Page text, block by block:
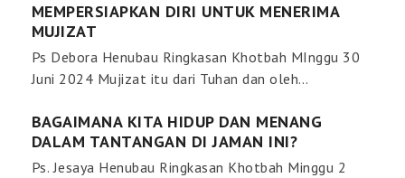
MEMPERSIAPKAN DIRI UNTUK MENERIMA
MUJIZAT
Ps Debora Henubau Ringkasan Khotbah MInggu 30
Juni 2024 Mujizat itu dari Tuhan dan oleh…
BAGAIMANA KITA HIDUP DAN MENANG
DALAM TANTANGAN DI JAMAN INI?
Ps. Jesaya Henubau Ringkasan Khotbah Minggu 2